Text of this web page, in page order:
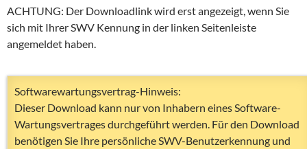
ACHTUNG: Der Downloadlink wird erst angezeigt, wenn Sie
sich mit Ihrer SWV Kennung in der linken Seitenleiste
angemeldet haben.
Softwarewartungsvertrag-Hinweis:
Dieser Download kann nur von Inhabern eines Software-
Wartungsvertrages durchgeführt werden. Für den Download
benötigen Sie Ihre persönliche SWV-Benutzerkennung und